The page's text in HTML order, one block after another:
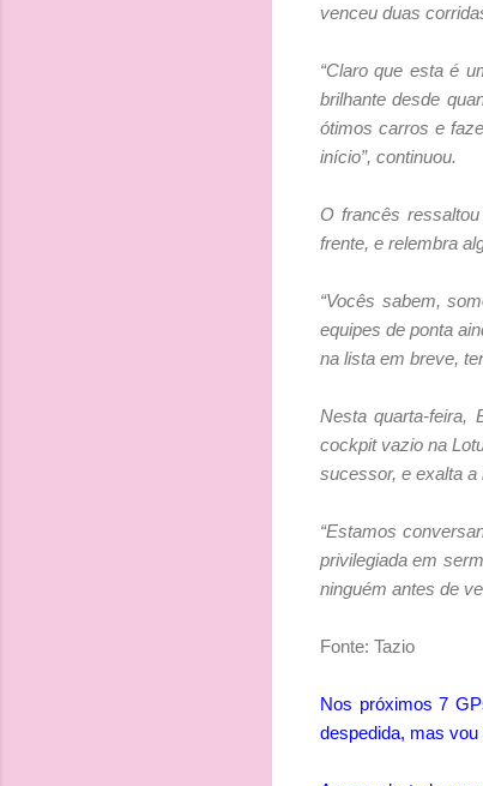
venceu duas
“Claro que esta é
brilhante desde
ótimos carros e
início”, continuou.
O francês
frente, e relembra
“Vocês sabem,
equipes de ponta
na lista em breve,
Nesta quarta-feira,
cockpit vazio na
sucessor, e exalta a
“Estamos
privilegiada em
ninguém antes de
Fonte: Tazio
Nos próximos 7
despedida, mas vou